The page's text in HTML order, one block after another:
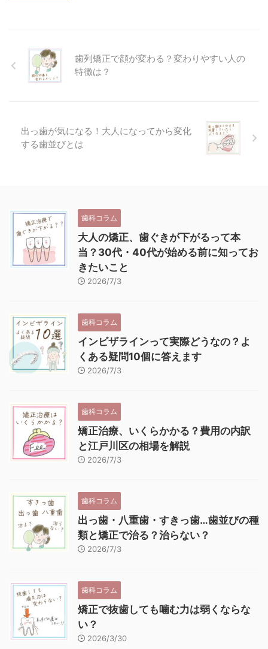
歯列矯正で顔が変わる？変わりやすい人の
特徴は？
出っ歯が気になる！大人になってから変化
する歯並びとは
歯科コラム
大人の矯正、歯ぐきが下がるって本
当？30代・40代が始める前に知ってお
きたいこと
2026/7/3
歯科コラム
インビザラインって実際どうなの？よ
くある疑問10個に答えます
2026/7/3
歯科コラム
矯正治療、いくらかかる？費用の内訳
と江戸川区の相場を解説
2026/7/3
歯科コラム
出っ歯・八重歯・すきっ歯…歯並びの種
類と矯正で治る？治らない？
2026/7/3
歯科コラム
矯正で抜歯しても噛む力は弱くならな
い？
2026/3/30